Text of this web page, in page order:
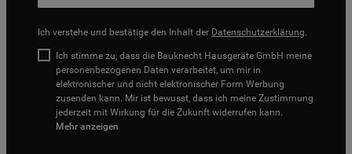
Ich verstehe und bestätige den Inhalt der Datenschutzerklärung.
Ich stimme zu, dass die Bauknecht Hausgeräte GmbH meine
personenbezogenen Daten verarbeitet, um mir in
elektronischer und nicht elektronischer Form Werbung
zusenden kann. Mir ist bewusst, dass ich meine Zustimmung
jederzeit mit Wirkung für die Zukunft widerrufen kann.
Mehr anzeigen